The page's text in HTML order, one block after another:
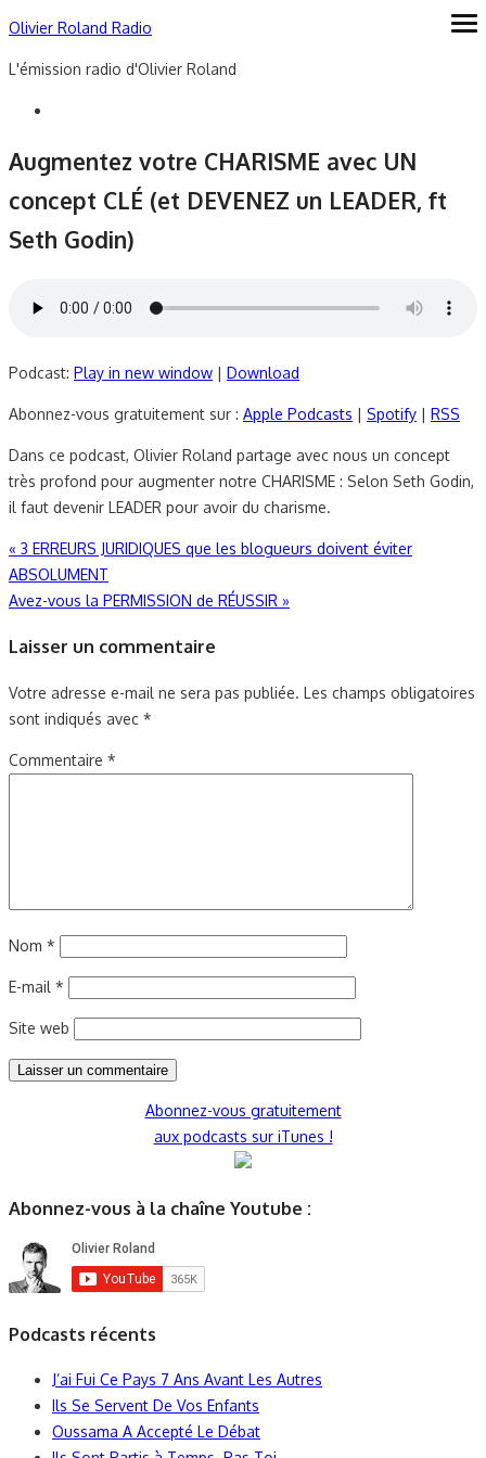
Skip
content
Olivier Roland Radio
L'émission radio d'Olivier Roland
Augmentez votre CHARISME avec UN
concept CLÉ (et DEVENEZ un LEADER, ft
Seth Godin)
Podcast: Play in new window | Download
Abonnez-vous gratuitement sur : Apple Podcasts | Spotify | RSS
Dans ce podcast, Olivier Roland partage avec nous un concept
très profond pour augmenter notre CHARISME : Selon Seth Godin,
il faut devenir LEADER pour avoir du charisme.
Navigation
de
« 3 ERREURS JURIDIQUES que les blogueurs doivent éviter
ABSOLUMENT
Avez-vous la PERMISSION de RÉUSSIR »
Laisser un commentaire
Votre adresse e-mail ne sera pas publiée. Les champs obligatoires
sont indiqués avec *
Commentaire *
Nom *
E-mail *
Site web
Abonnez-vous gratuitement
aux podcasts sur iTunes !
Abonnez-vous à la chaîne Youtube :
Podcasts récents
J’ai Fui Ce Pays 7 Ans Avant Les Autres
Ils Se Servent De Vos Enfants
Oussama A Accepté Le Débat